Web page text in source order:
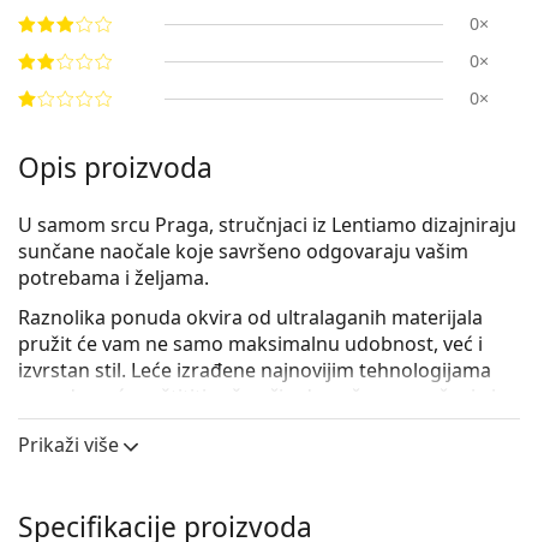
0×
0×
0×
Opis proizvoda
U samom srcu Praga, stručnjaci iz Lentiamo dizajniraju
sunčane naočale koje savršeno odgovaraju vašim
potrebama i željama.
Raznolika ponuda okvira od ultralaganih materijala
pružit će vam ne samo maksimalnu udobnost, već i
izvrstan stil. Leće izrađene najnovijim tehnologijama
pouzdano će zaštititi vaše oči od sunčevog zračenja i
UV zraka. Sve sunčane naočale pažljivo smo testirali
zajedno s našim očnim stručnjacima kako bismo vam
Prikaži više
Specifikacije proizvoda